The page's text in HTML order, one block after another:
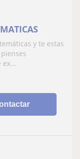
y te estas
ex...